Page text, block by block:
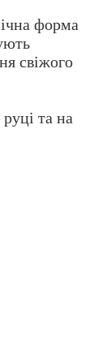
форма
свіжого
та на